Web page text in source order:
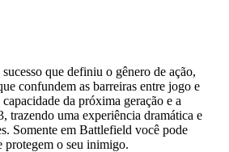
que definiu o gênero de ação,
confundem as barreiras entre jogo e
da próxima geração e a
trazendo uma experiência dramática e
Somente em Battlefield você pode
o seu inimigo.